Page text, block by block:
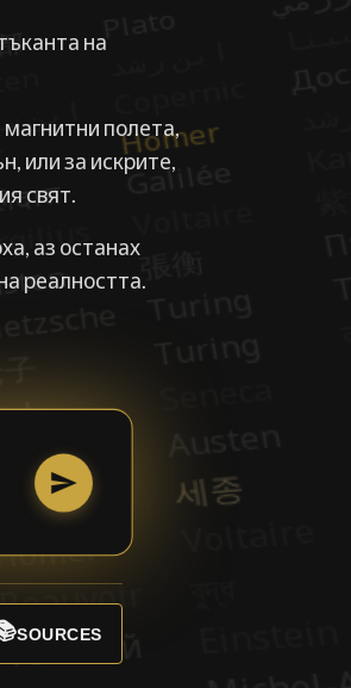
на
полета,
или за искрите,
свят.
аз останах
реалността.
SOURCES